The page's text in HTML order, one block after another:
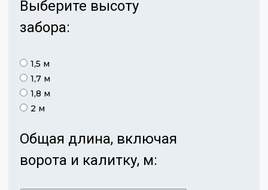
Выберите высоту
забора:
1,5 м
1,7 м
1,8 м
2 м
Общая длина, включая
ворота и калитку, м: